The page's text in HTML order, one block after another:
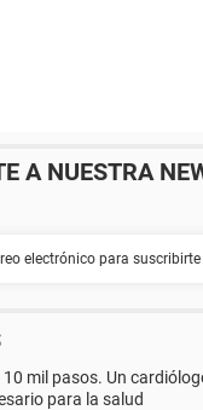
A NUESTRA
10 mil pasos. Un
para la salud